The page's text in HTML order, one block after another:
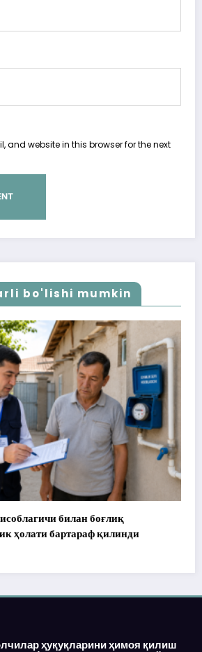
and website in this browser for the next
bo'lishi mumkin
билан боғлиқ
бартараф қилинди
ҳуқуқларини ҳимоя қилиш